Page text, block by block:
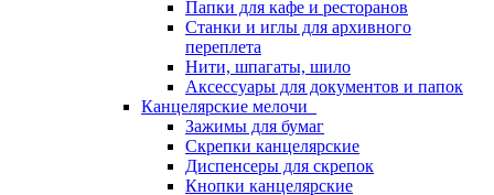
Папки для кафе и ресторанов
Станки и иглы для архивного
переплета
Нити, шпагаты, шило
Аксессуары для документов и папок
Канцелярские мелочи
Зажимы для бумаг
Скрепки канцелярские
Диспенсеры для скрепок
Кнопки канцелярские